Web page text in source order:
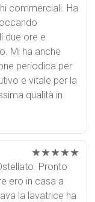
commerciali. Ha
due ore e
Mi ha anche
periodica per
e vitale per la
qualità in
★★★★★
Pronto
ero in casa a
la lavatrice ha